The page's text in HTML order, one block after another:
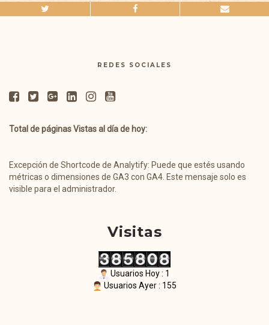
REDES SOCIALES
Total de páginas Vistas al día de hoy:
Excepción de Shortcode de Analytify: Puede que estés usando
métricas o dimensiones de GA3 con GA4. Este mensaje solo es
visible para el administrador.
Visitas
Usuarios Hoy : 1
Usuarios Ayer : 155